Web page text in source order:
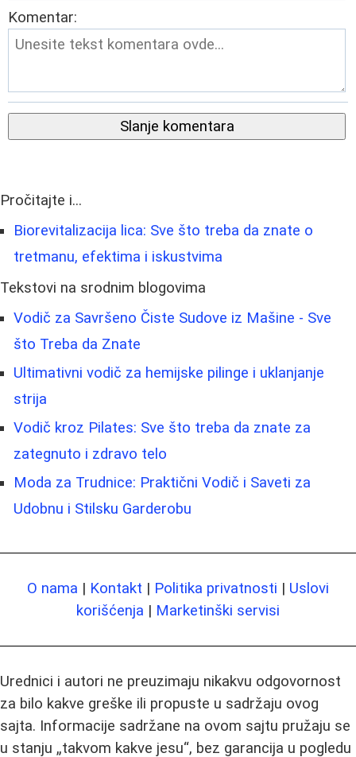
Komentar:
Slanje komentara
Pročitajte i...
Biorevitalizacija lica: Sve što treba da znate o
tretmanu, efektima i iskustvima
Tekstovi na srodnim blogovima
Vodič za Savršeno Čiste Sudove iz Mašine - Sve
što Treba da Znate
Ultimativni vodič za hemijske pilinge i uklanjanje
strija
Vodič kroz Pilates: Sve što treba da znate za
zategnuto i zdravo telo
Moda za Trudnice: Praktični Vodič i Saveti za
Udobnu i Stilsku Garderobu
O nama | Kontakt | Politika privatnosti | Uslovi
korišćenja | Marketinški servisi
Urednici i autori ne preuzimaju nikakvu odgovornost
za bilo kakve greške ili propuste u sadržaju ovog
sajta. Informacije sadržane na ovom sajtu pružaju se
u stanju „takvom kakve jesu“, bez garancija u pogledu